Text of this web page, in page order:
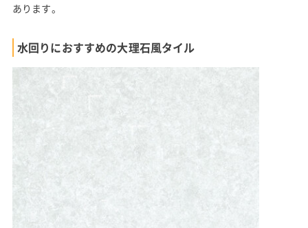
あります。
水回りにおすすめの大理石風タイル